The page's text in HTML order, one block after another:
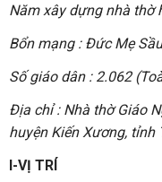
Năm xây dựng nhà thờ
Bổn mạng : Đức Mẹ
Số giáo dân : 2.062
Địa chỉ : Nhà thờ Giáo
huyện Kiến Xương, tỉnh
I-VỊ TRÍ